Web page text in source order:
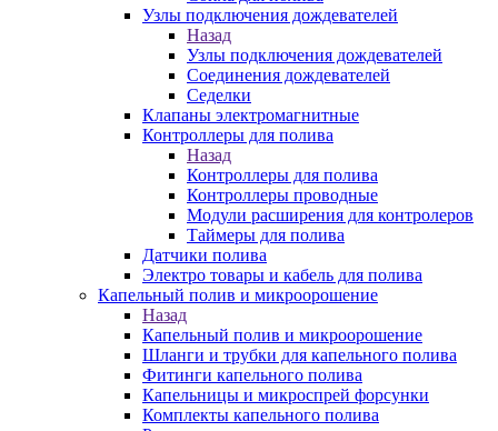
Узлы подключения дождевателей
Назад
Узлы подключения дождевателей
Соединения дождевателей
Седелки
Клапаны электромагнитные
Контроллеры для полива
Назад
Контроллеры для полива
Контроллеры проводные
Модули расширения для контролеров
Таймеры для полива
Датчики полива
Электро товары и кабель для полива
Капельный полив и микроорошение
Назад
Капельный полив и микроорошение
Шланги и трубки для капельного полива
Фитинги капельного полива
Капельницы и микроспрей форсунки
Комплекты капельного полива